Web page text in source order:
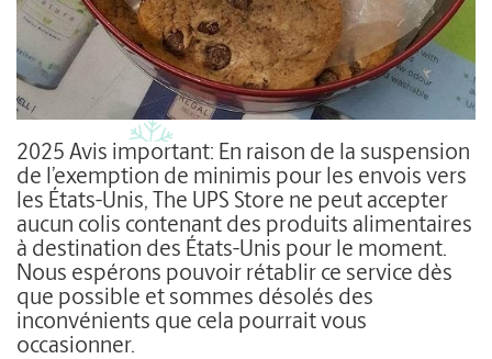
2025 Avis important: En raison de la suspension
de l’exemption de minimis pour les envois vers
les États-Unis, The UPS Store ne peut accepter
aucun colis contenant des produits alimentaires
à destination des États-Unis pour le moment.
Nous espérons pouvoir rétablir ce service dès
que possible et sommes désolés des
inconvénients que cela pourrait vous
occasionner.